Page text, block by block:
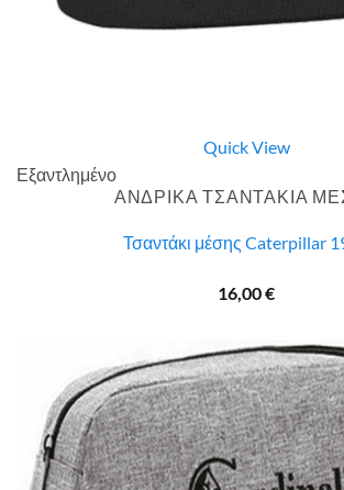
Quick View
Εξαντλημένο
ΑΝΔΡΙΚΑ ΤΣΑΝΤΑΚΙΑ
Τσαντάκι μέσης Caterpillar
16,00€